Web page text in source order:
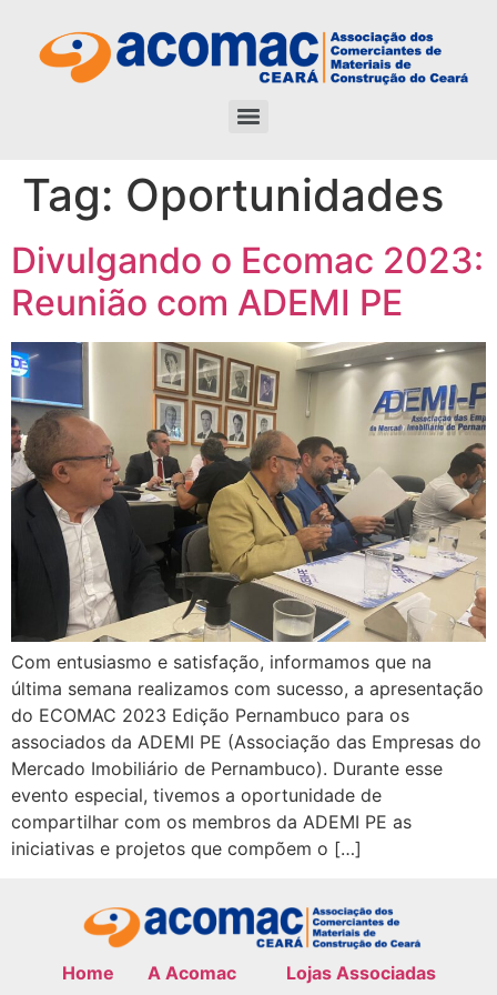
Tag: Oportunidades
Divulgando o Ecomac 2023:
Reunião com ADEMI PE
Com entusiasmo e satisfação, informamos que na
última semana realizamos com sucesso, a apresentação
do ECOMAC 2023 Edição Pernambuco para os
associados da ADEMI PE (Associação das Empresas do
Mercado Imobiliário de Pernambuco). Durante esse
evento especial, tivemos a oportunidade de
compartilhar com os membros da ADEMI PE as
iniciativas e projetos que compõem o […]
Home A Acomac Lojas Associadas